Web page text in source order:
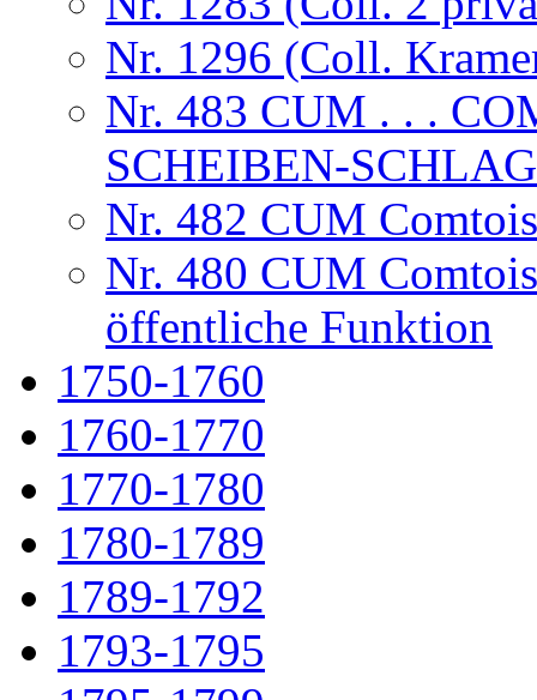
Nr. 1296 (Coll.
Nr. 483 CUM . . .
SCHEIBEN-
Nr. 482 CUM
Nr. 480 CUM
öffentliche Funktion
1750-1760
1760-1770
1770-1780
1780-1789
1789-1792
1793-1795